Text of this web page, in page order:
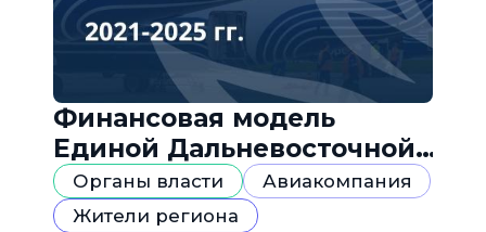
Финансовая модель
Единой Дальневосточной
авиакомпании
Органы власти
Авиакомпания
Жители региона